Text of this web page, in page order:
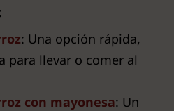
: Una opción rápida,
para llevar o comer al
con mayonesa: Un